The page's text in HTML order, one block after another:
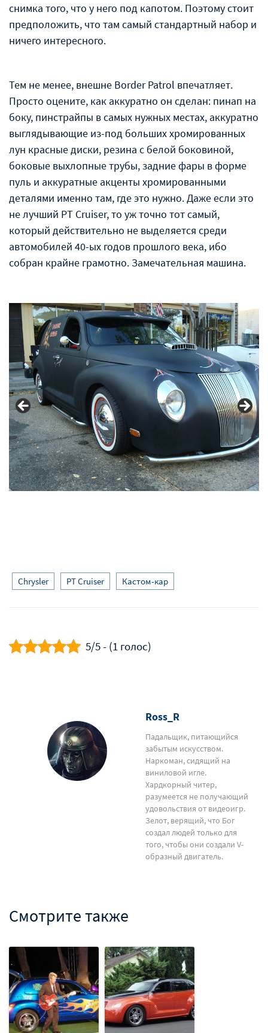
снимка того, что у него под капотом. Поэтому стоит
предположить, что там самый стандартный набор и
ничего интересного.
Тем не менее, внешне Border Patrol впечатляет.
Просто оцените, как аккуратно он сделан: пинап на
боку, пинстрайпы в самых нужных местах, аккуратно
выглядывающие из-под больших хромированных
лун красные диски, резина с белой боковиной,
боковые выхлопные трубы, задние фары в форме
пуль и аккуратные акценты хромированными
деталями именно там, где это нужно. Даже если это
не лучший PT Cruiser, то уж точно тот самый,
который действительно не выделяется среди
автомобилей 40-ых годов прошлого века, ибо
собран крайне грамотно. Замечательная машина.
Chrysler PT Cruiser Кастом-кар
5/5 - (1 голос)
Ross_R
Падальщик, питающийся
забытым искусством.
Наркоман, сидящий на
виниловой игле.
Хардкорный читер,
разумеется не получающий
удовольствия от видеоигр.
Зелот, верящий, что Бог
создал людей только для
того, чтобы они создали V-
образный двигатель.
Смотрите также